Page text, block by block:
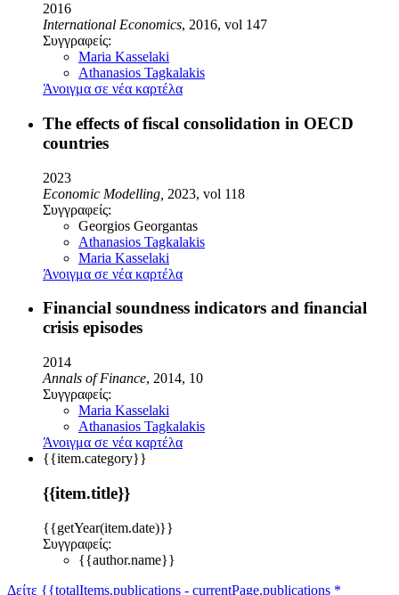
2016
International Economics, 2016, vol 147
Συγγραφείς:
Maria Kasselaki
Athanasios Tagkalakis
Άνοιγμα σε νέα καρτέλα
Τhe effects of fiscal consolidation in OECD
countries
2023
Economic Modelling, 2023, vol 118
Συγγραφείς:
Georgios Georgantas
Athanasios Tagkalakis
Maria Kasselaki
Άνοιγμα σε νέα καρτέλα
Financial soundness indicators and financial
crisis episodes
2014
Annals of Finance, 2014, 10
Συγγραφείς:
Maria Kasselaki
Athanasios Tagkalakis
Άνοιγμα σε νέα καρτέλα
{{item.category}}
{{item.title}}
{{getYear(item.date)}}
Συγγραφείς:
{{author.name}}
Δείτε {{totalItems.publications - currentPage.publications *